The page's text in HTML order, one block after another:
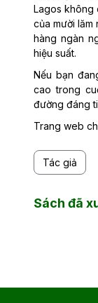
Lagos không
của mười
hàng ngàn
hiệu suất.
Nếu bạn
cao trong
đường đáng
Trang web
Tác giả
Sách đã